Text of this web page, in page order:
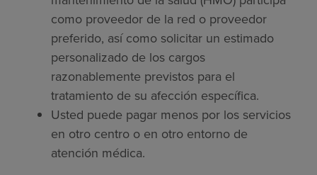
como proveedor de la red o proveedor
preferido, así como solicitar un estimado
personalizado de los cargos
razonablemente previstos para el
tratamiento de su afección específica.
Usted puede pagar menos por los servicios
en otro centro o en otro entorno de
atención médica.